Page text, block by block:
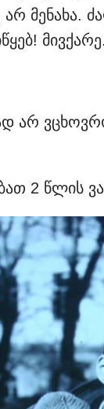
არ მენახა.
არ
2 წლის